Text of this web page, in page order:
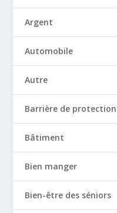
Argent
Automobile
Autre
Barrière de protection
Bâtiment
Bien manger
Bien-être des séniors